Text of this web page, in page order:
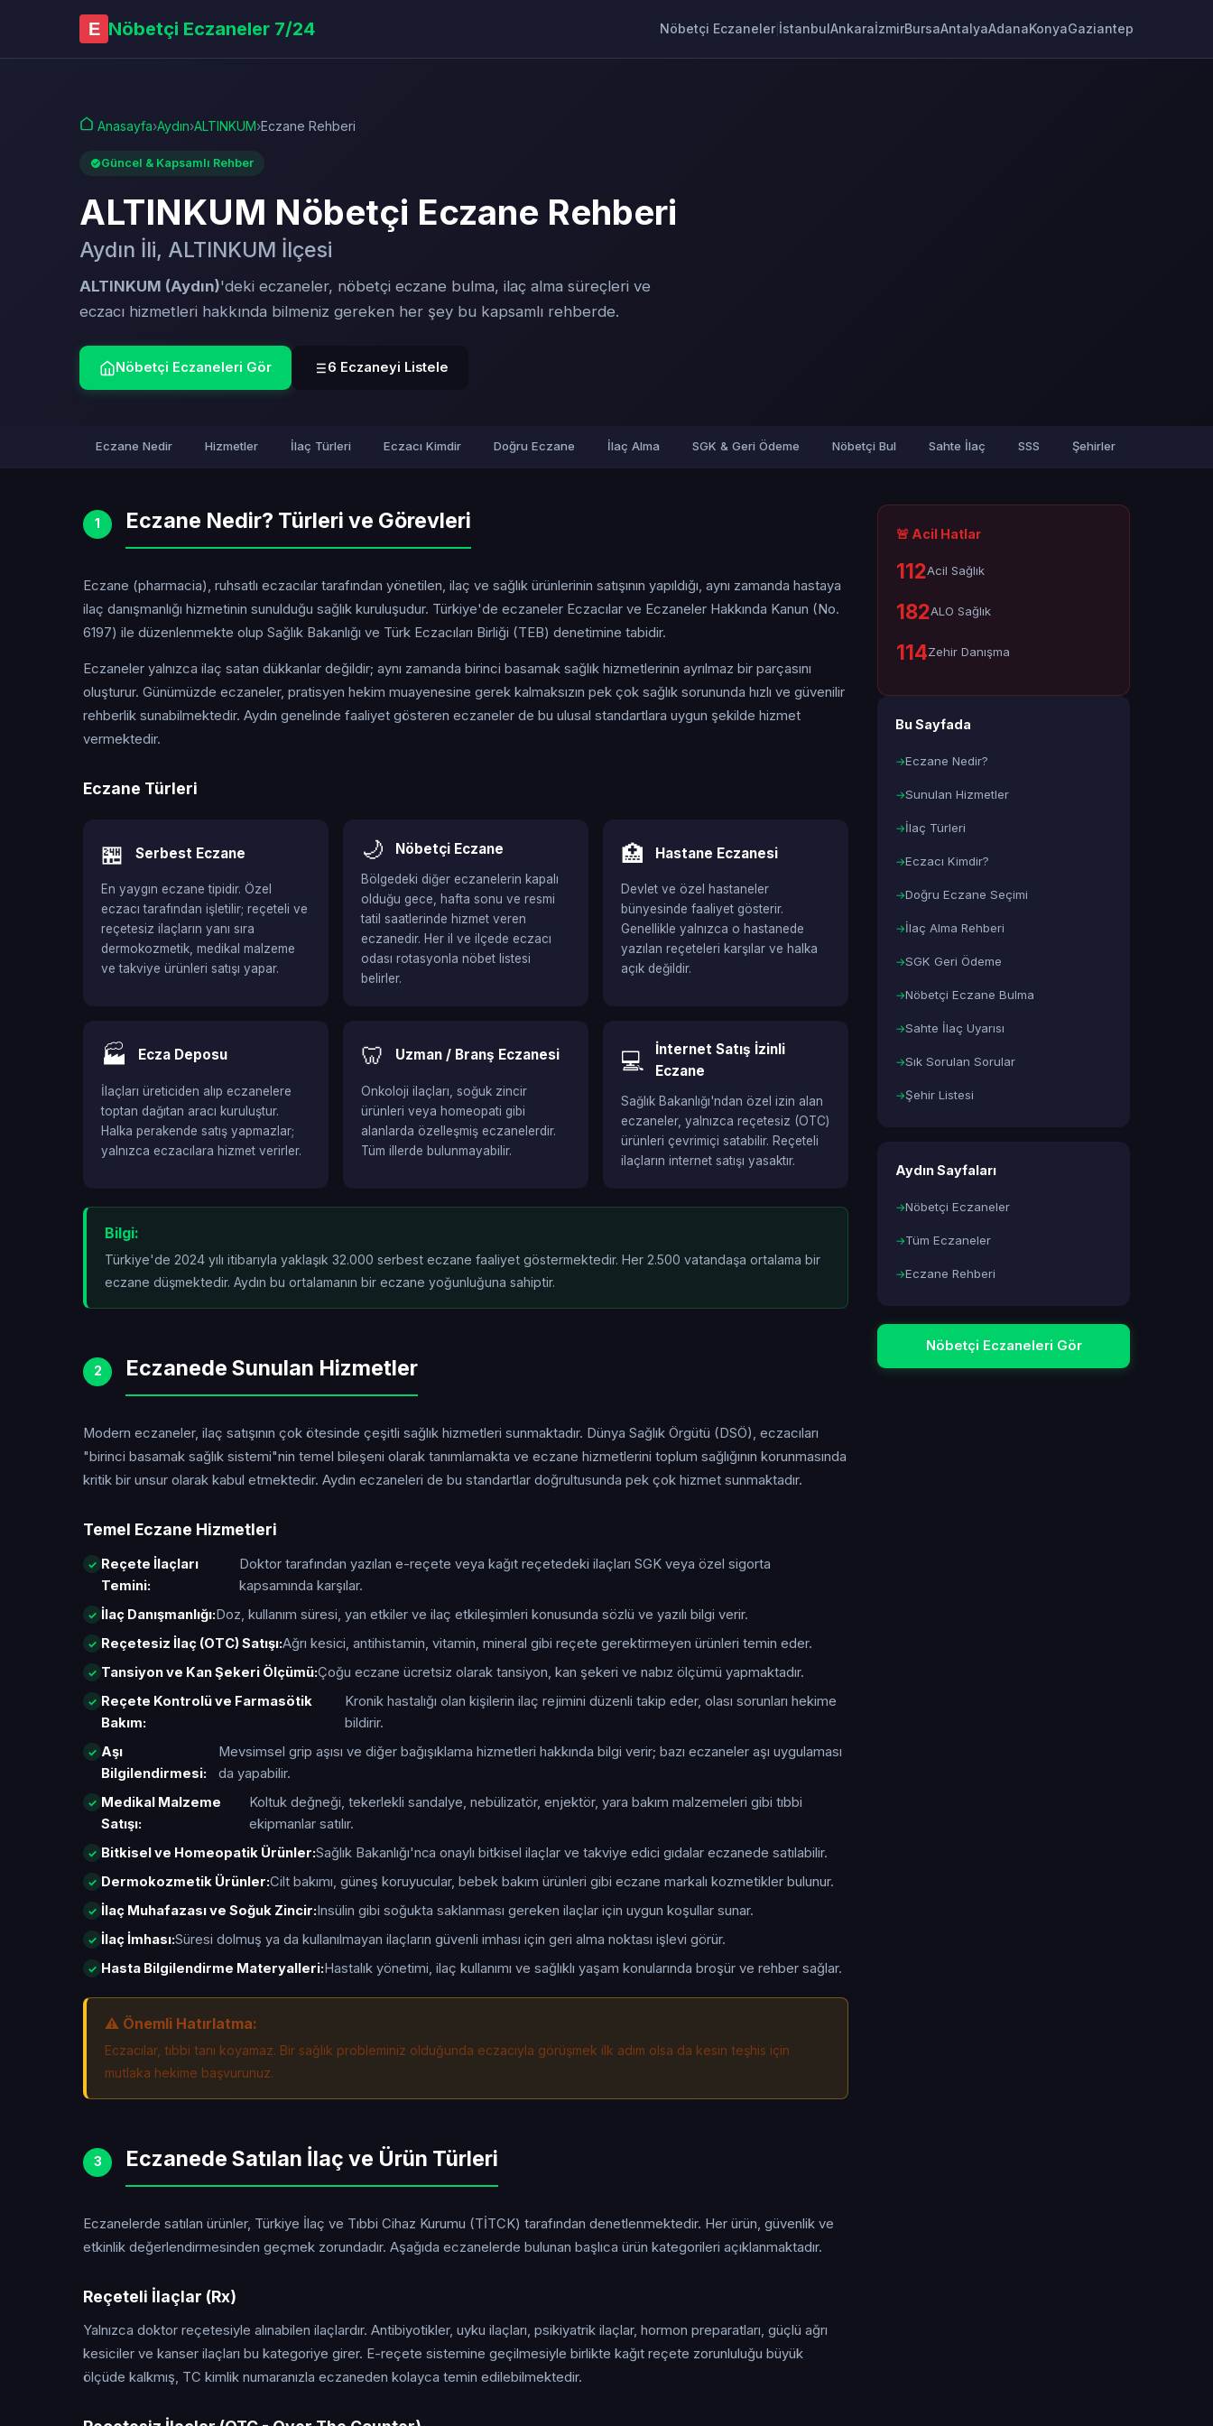
E Nöbetçi Eczaneler 7/24 Nöbetçi Eczaneler İstanbulAnkaraİzmirBursaAntalyaAdanaKonyaGaziantep
Anasayfa›Aydın›ALTINKUM›Eczane Rehberi
Güncel & Kapsamlı Rehber
ALTINKUM Nöbetçi Eczane Rehberi
Aydın İli, ALTINKUM İlçesi
ALTINKUM (Aydın)'deki eczaneler, nöbetçi eczane bulma, ilaç alma süreçleri ve
eczacı hizmetleri hakkında bilmeniz gereken her şey bu kapsamlı rehberde.
Nöbetçi Eczaneleri Gör 6 Eczaneyi Listele
Eczane Nedir Hizmetler İlaç Türleri Eczacı Kimdir Doğru Eczane İlaç Alma SGK & Geri Ödeme Nöbetçi Bul Sahte İlaç SSS Şehirler
1 Eczane Nedir? Türleri ve Görevleri
Eczane (pharmacia), ruhsatlı eczacılar tarafından yönetilen, ilaç ve sağlık ürünlerinin satışının yapıldığı, aynı zamanda hastaya
ilaç danışmanlığı hizmetinin sunulduğu sağlık kuruluşudur. Türkiye'de eczaneler Eczacılar ve Eczaneler Hakkında Kanun (No.
6197) ile düzenlenmekte olup Sağlık Bakanlığı ve Türk Eczacıları Birliği (TEB) denetimine tabidir.
Eczaneler yalnızca ilaç satan dükkanlar değildir; aynı zamanda birinci basamak sağlık hizmetlerinin ayrılmaz bir parçasını
oluşturur. Günümüzde eczaneler, pratisyen hekim muayenesine gerek kalmaksızın pek çok sağlık sorununda hızlı ve güvenilir
rehberlik sunabilmektedir. Aydın genelinde faaliyet gösteren eczaneler de bu ulusal standartlara uygun şekilde hizmet
vermektedir.
Eczane Türleri
🏪 Serbest Eczane
En yaygın eczane tipidir. Özel
eczacı tarafından işletilir; reçeteli ve
reçetesiz ilaçların yanı sıra
dermokozmetik, medikal malzeme
ve takviye ürünleri satışı yapar.
🌙 Nöbetçi Eczane
Bölgedeki diğer eczanelerin kapalı
olduğu gece, hafta sonu ve resmi
tatil saatlerinde hizmet veren
eczanedir. Her il ve ilçede eczacı
odası rotasyonla nöbet listesi
belirler.
🏥 Hastane Eczanesi
Devlet ve özel hastaneler
bünyesinde faaliyet gösterir.
Genellikle yalnızca o hastanede
yazılan reçeteleri karşılar ve halka
açık değildir.
🏭 Ecza Deposu
İlaçları üreticiden alıp eczanelere
toptan dağıtan aracı kuruluştur.
Halka perakende satış yapmazlar;
yalnızca eczacılara hizmet verirler.
🦷 Uzman / Branş Eczanesi
Onkoloji ilaçları, soğuk zincir
ürünleri veya homeopati gibi
alanlarda özelleşmiş eczanelerdir.
Tüm illerde bulunmayabilir.
💻
İnternet Satış İzinli
Eczane
Sağlık Bakanlığı'ndan özel izin alan
eczaneler, yalnızca reçetesiz (OTC)
ürünleri çevrimiçi satabilir. Reçeteli
ilaçların internet satışı yasaktır.
Bilgi:
Türkiye'de 2024 yılı itibarıyla yaklaşık 32.000 serbest eczane faaliyet göstermektedir. Her 2.500 vatandaşa ortalama bir
eczane düşmektedir. Aydın bu ortalamanın bir eczane yoğunluğuna sahiptir.
2 Eczanede Sunulan Hizmetler
Modern eczaneler, ilaç satışının çok ötesinde çeşitli sağlık hizmetleri sunmaktadır. Dünya Sağlık Örgütü (DSÖ), eczacıları
"birinci basamak sağlık sistemi"nin temel bileşeni olarak tanımlamakta ve eczane hizmetlerini toplum sağlığının korunmasında
kritik bir unsur olarak kabul etmektedir. Aydın eczaneleri de bu standartlar doğrultusunda pek çok hizmet sunmaktadır.
Temel Eczane Hizmetleri
Reçete İlaçları
Temini:
Doktor tarafından yazılan e-reçete veya kağıt reçetedeki ilaçları SGK veya özel sigorta
kapsamında karşılar.
İlaç Danışmanlığı:Doz, kullanım süresi, yan etkiler ve ilaç etkileşimleri konusunda sözlü ve yazılı bilgi verir.
Reçetesiz İlaç (OTC) Satışı:Ağrı kesici, antihistamin, vitamin, mineral gibi reçete gerektirmeyen ürünleri temin eder.
Tansiyon ve Kan Şekeri Ölçümü:Çoğu eczane ücretsiz olarak tansiyon, kan şekeri ve nabız ölçümü yapmaktadır.
Reçete Kontrolü ve Farmasötik
Bakım:
Kronik hastalığı olan kişilerin ilaç rejimini düzenli takip eder, olası sorunları hekime
bildirir.
Aşı
Bilgilendirmesi:
Mevsimsel grip aşısı ve diğer bağışıklama hizmetleri hakkında bilgi verir; bazı eczaneler aşı uygulaması
da yapabilir.
Medikal Malzeme
Satışı:
Koltuk değneği, tekerlekli sandalye, nebülizatör, enjektör, yara bakım malzemeleri gibi tıbbi
ekipmanlar satılır.
Bitkisel ve Homeopatik Ürünler:Sağlık Bakanlığı'nca onaylı bitkisel ilaçlar ve takviye edici gıdalar eczanede satılabilir.
Dermokozmetik Ürünler:Cilt bakımı, güneş koruyucular, bebek bakım ürünleri gibi eczane markalı kozmetikler bulunur.
İlaç Muhafazası ve Soğuk Zincir:Insülin gibi soğukta saklanması gereken ilaçlar için uygun koşullar sunar.
İlaç İmhası:Süresi dolmuş ya da kullanılmayan ilaçların güvenli imhası için geri alma noktası işlevi görür.
Hasta Bilgilendirme Materyalleri:Hastalık yönetimi, ilaç kullanımı ve sağlıklı yaşam konularında broşür ve rehber sağlar.
⚠️ Önemli Hatırlatma:
Eczacılar, tıbbi tanı koyamaz. Bir sağlık probleminiz olduğunda eczacıyla görüşmek ilk adım olsa da kesin teşhis için
mutlaka hekime başvurunuz.
3 Eczanede Satılan İlaç ve Ürün Türleri
Eczanelerde satılan ürünler, Türkiye İlaç ve Tıbbi Cihaz Kurumu (TİTCK) tarafından denetlenmektedir. Her ürün, güvenlik ve
etkinlik değerlendirmesinden geçmek zorundadır. Aşağıda eczanelerde bulunan başlıca ürün kategorileri açıklanmaktadır.
Reçeteli İlaçlar (Rx)
Yalnızca doktor reçetesiyle alınabilen ilaçlardır. Antibiyotikler, uyku ilaçları, psikiyatrik ilaçlar, hormon preparatları, güçlü ağrı
kesiciler ve kanser ilaçları bu kategoriye girer. E-reçete sistemine geçilmesiyle birlikte kağıt reçete zorunluluğu büyük
ölçüde kalkmış, TC kimlik numaranızla eczaneden kolayca temin edilebilmektedir.
🚨 Acil Hatlar
112Acil Sağlık
182ALO Sağlık
114Zehir Danışma
Bu Sayfada
Eczane Nedir?
Sunulan Hizmetler
İlaç Türleri
Eczacı Kimdir?
Doğru Eczane Seçimi
İlaç Alma Rehberi
SGK Geri Ödeme
Nöbetçi Eczane Bulma
Sahte İlaç Uyarısı
Sık Sorulan Sorular
Şehir Listesi
Aydın Sayfaları
Nöbetçi Eczaneler
Tüm Eczaneler
Eczane Rehberi
Nöbetçi Eczaneleri Gör